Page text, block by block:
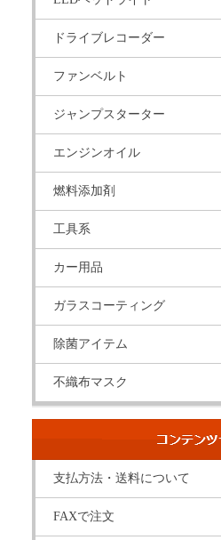
ドライブレコーダー
ファンベルト
ジャンプスターター
エンジンオイル
燃料添加剤
工具系
カー用品
ガラスコーティング
除菌アイテム
不織布マスク
支払方法・送料について
FAXで注文